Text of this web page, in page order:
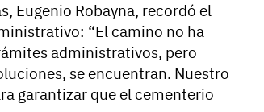
Eugenio Robayna, recordó el
“El camino no ha
administrativos, pero
se encuentran. Nuestro
garantizar que el cementerio